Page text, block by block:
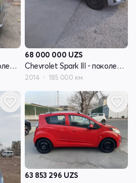
Chevrolet Spark III - поколение
68 000 000 UZS
Chevrolet Spark III - поколение
2014 185 000 км
63 853 296 UZS